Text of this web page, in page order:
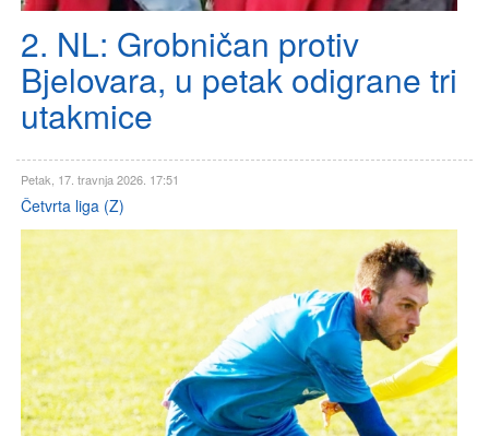
2. NL: Grobničan protiv
Bjelovara, u petak odigrane tri
utakmice
Petak, 17. travnja 2026. 17:51
Četvrta liga (Z)